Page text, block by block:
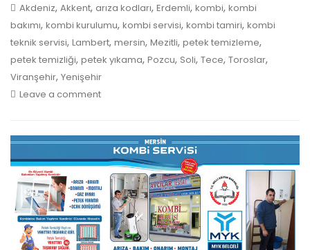
Akdeniz, Akkent, arıza kodları, Erdemli, kombi, kombi
bakımı, kombi kurulumu, kombi servisi, kombi tamiri, kombi
teknik servisi, Lambert, mersin, Mezitli, petek temizleme,
petek temizliği, petek yıkama, Pozcu, Soli, Tece, Toroslar,
Viranşehir, Yenişehir
Leave a comment